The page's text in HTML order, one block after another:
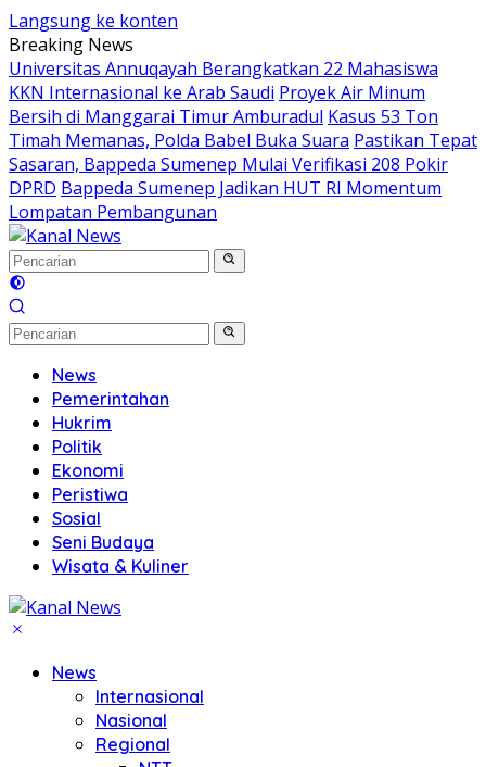
Langsung ke konten
Breaking News
Universitas Annuqayah Berangkatkan 22 Mahasiswa
KKN Internasional ke Arab Saudi Proyek Air Minum
Bersih di Manggarai Timur Amburadul Kasus 53 Ton
Timah Memanas, Polda Babel Buka Suara Pastikan Tepat
Sasaran, Bappeda Sumenep Mulai Verifikasi 208 Pokir
DPRD Bappeda Sumenep Jadikan HUT RI Momentum
Lompatan Pembangunan
News
Pemerintahan
Hukrim
Politik
Ekonomi
Peristiwa
Sosial
Seni Budaya
Wisata & Kuliner
News
Internasional
Nasional
Regional